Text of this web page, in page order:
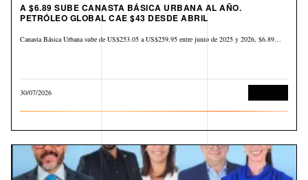
A $6.89 SUBE CANASTA BÁSICA URBANA AL AÑO.
PETRÓLEO GLOBAL CAE $43 DESDE ABRIL
Canasta Básica Urbana sube de US$253.05 a US$259.95 entre junio de 2025 y 2026, $6.89…
30/07/2026